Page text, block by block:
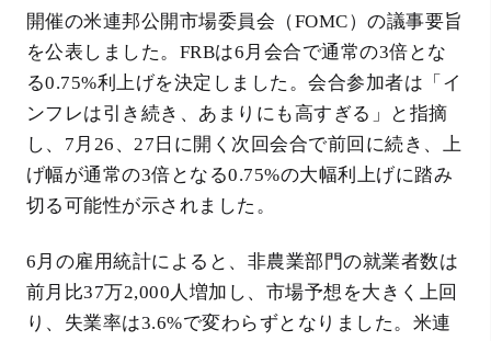
開催の米連邦公開市場委員会（FOMC）の議事要旨
を公表しました。FRBは6月会合で通常の3倍とな
る0.75%利上げを決定しました。会合参加者は「イ
ンフレは引き続き、あまりにも高すぎる」と指摘
し、7月26、27日に開く次回会合で前回に続き、上
げ幅が通常の3倍となる0.75%の大幅利上げに踏み
切る可能性が示されました。
6月の雇用統計によると、非農業部門の就業者数は
前月比37万2,000人増加し、市場予想を大きく上回
り、失業率は3.6%で変わらずとなりました。米連